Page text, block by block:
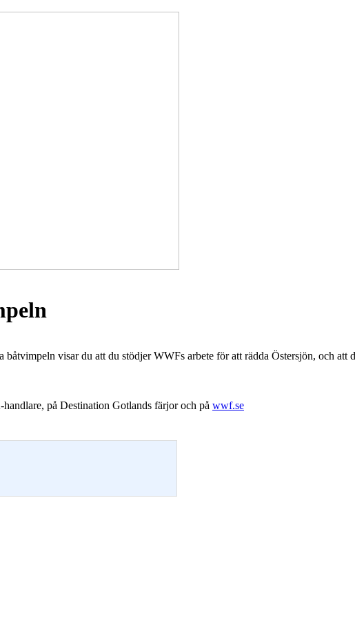
båtvimpeln visar du att du stödjer WWFs arbete för att rädda Östersjön, och
på Destination Gotlands färjor och på wwf.se